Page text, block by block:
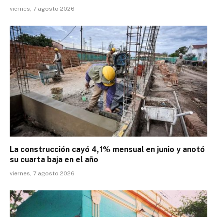
viernes, 7 agosto 2026
La construcción cayó 4,1% mensual en junio y anotó
su cuarta baja en el año
viernes, 7 agosto 2026